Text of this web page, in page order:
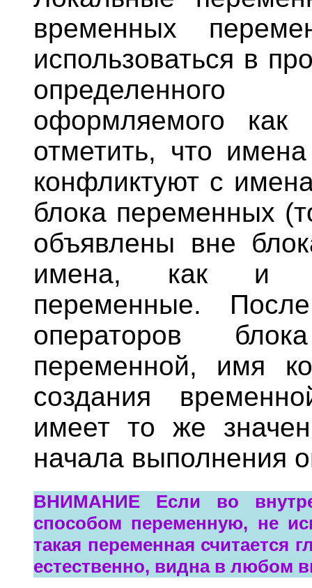
временных
использоваться в
определенного
оформляемого как
отметить, что
конфликтуют с
блока переменных
объявлены вне
имена, как и
переменные.
операторов
переменной, имя
создания
имеет то же
начала выполнения
ВНИМАНИЕ Если во
способом переменную, не
такая переменная считается
естественно, видна в любом